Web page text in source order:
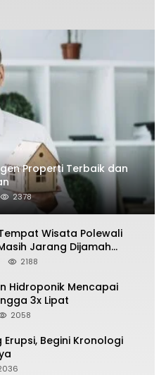
Properti Terbaik dan
2378
Wisata Polewali
Jarang Dijamah
2188
Hidroponik Mencapai
3x Lipat
2058
Erupsi, Begini Kronologi